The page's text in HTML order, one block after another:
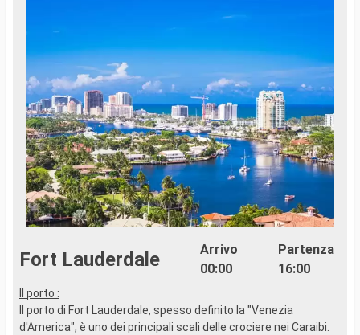
Fort Lauderdale
Arrivo
00:00
Partenza
16:00
Il porto :
Il porto di Fort Lauderdale, spesso definito la "Venezia
d'America", è uno dei principali scali delle crociere nei Caraibi.